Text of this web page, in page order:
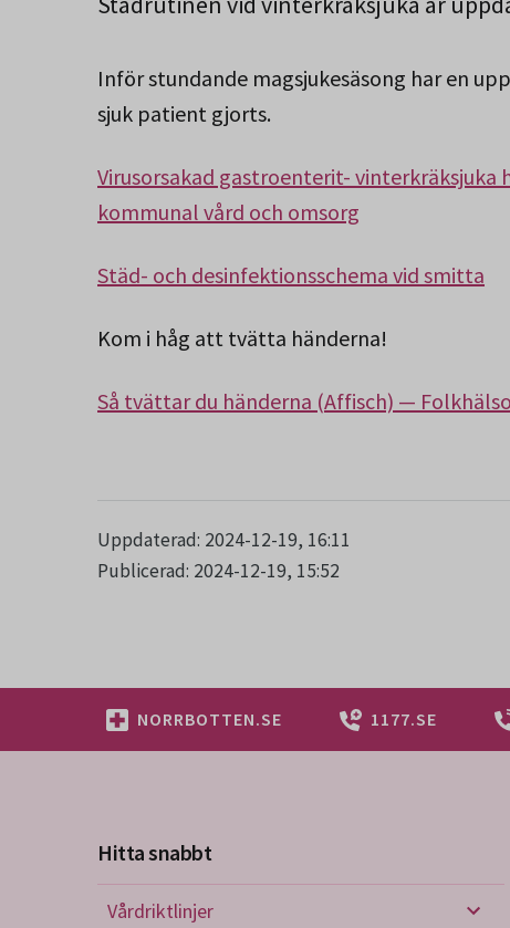
Inför stundande magsjukesäsong har en
sjuk patient gjorts.
Virusorsakad gastroenterit-
kommunal vård och omsorg
Städ- och desinfektionsschema vid smitta
Kom i håg att tvätta händerna!
Så tvättar du händerna (Affisch) —
Uppdaterad: 2024-12-19, 16:11
Publicerad: 2024-12-19, 15:52
NORRBOTTEN.SE 1177.SE
Hitta snabbt
Vårdriktlinjer